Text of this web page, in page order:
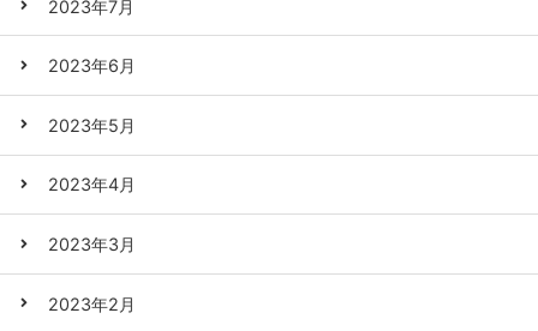
2023年7月
2023年6月
2023年5月
2023年4月
2023年3月
2023年2月